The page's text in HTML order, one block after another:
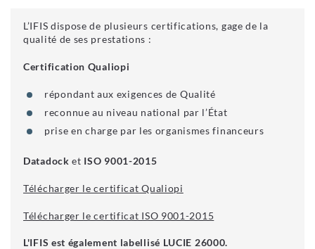
L’IFIS dispose de plusieurs certifications, gage de la
qualité de ses prestations :
Certification Qualiopi
répondant aux exigences de Qualité
reconnue au niveau national par l’État
prise en charge par les organismes financeurs
Datadocket ISO 9001-2015
Télécharger le certificat Qualiopi
Télécharger le certificat ISO 9001-2015
L'IFIS est également labellisé LUCIE 26000.